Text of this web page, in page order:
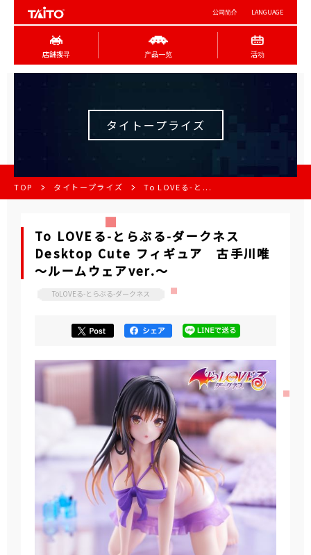
公司简介 LANGUAGE
店舖搜寻 产品一览 活动
タイトープライズ
TOP タイトープライズ To LOVEる-と...
To LOVEる-とらぶる-ダークネス
Desktop Cute フィギュア 古手川唯
～ルームウェアver.～
ToLOVEる-とらぶる-ダークネス